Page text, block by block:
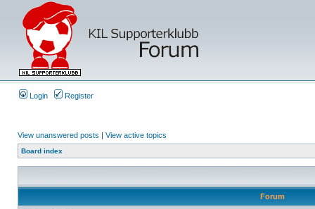
Login Register
View unanswered posts | View active topics
Board index
Forum